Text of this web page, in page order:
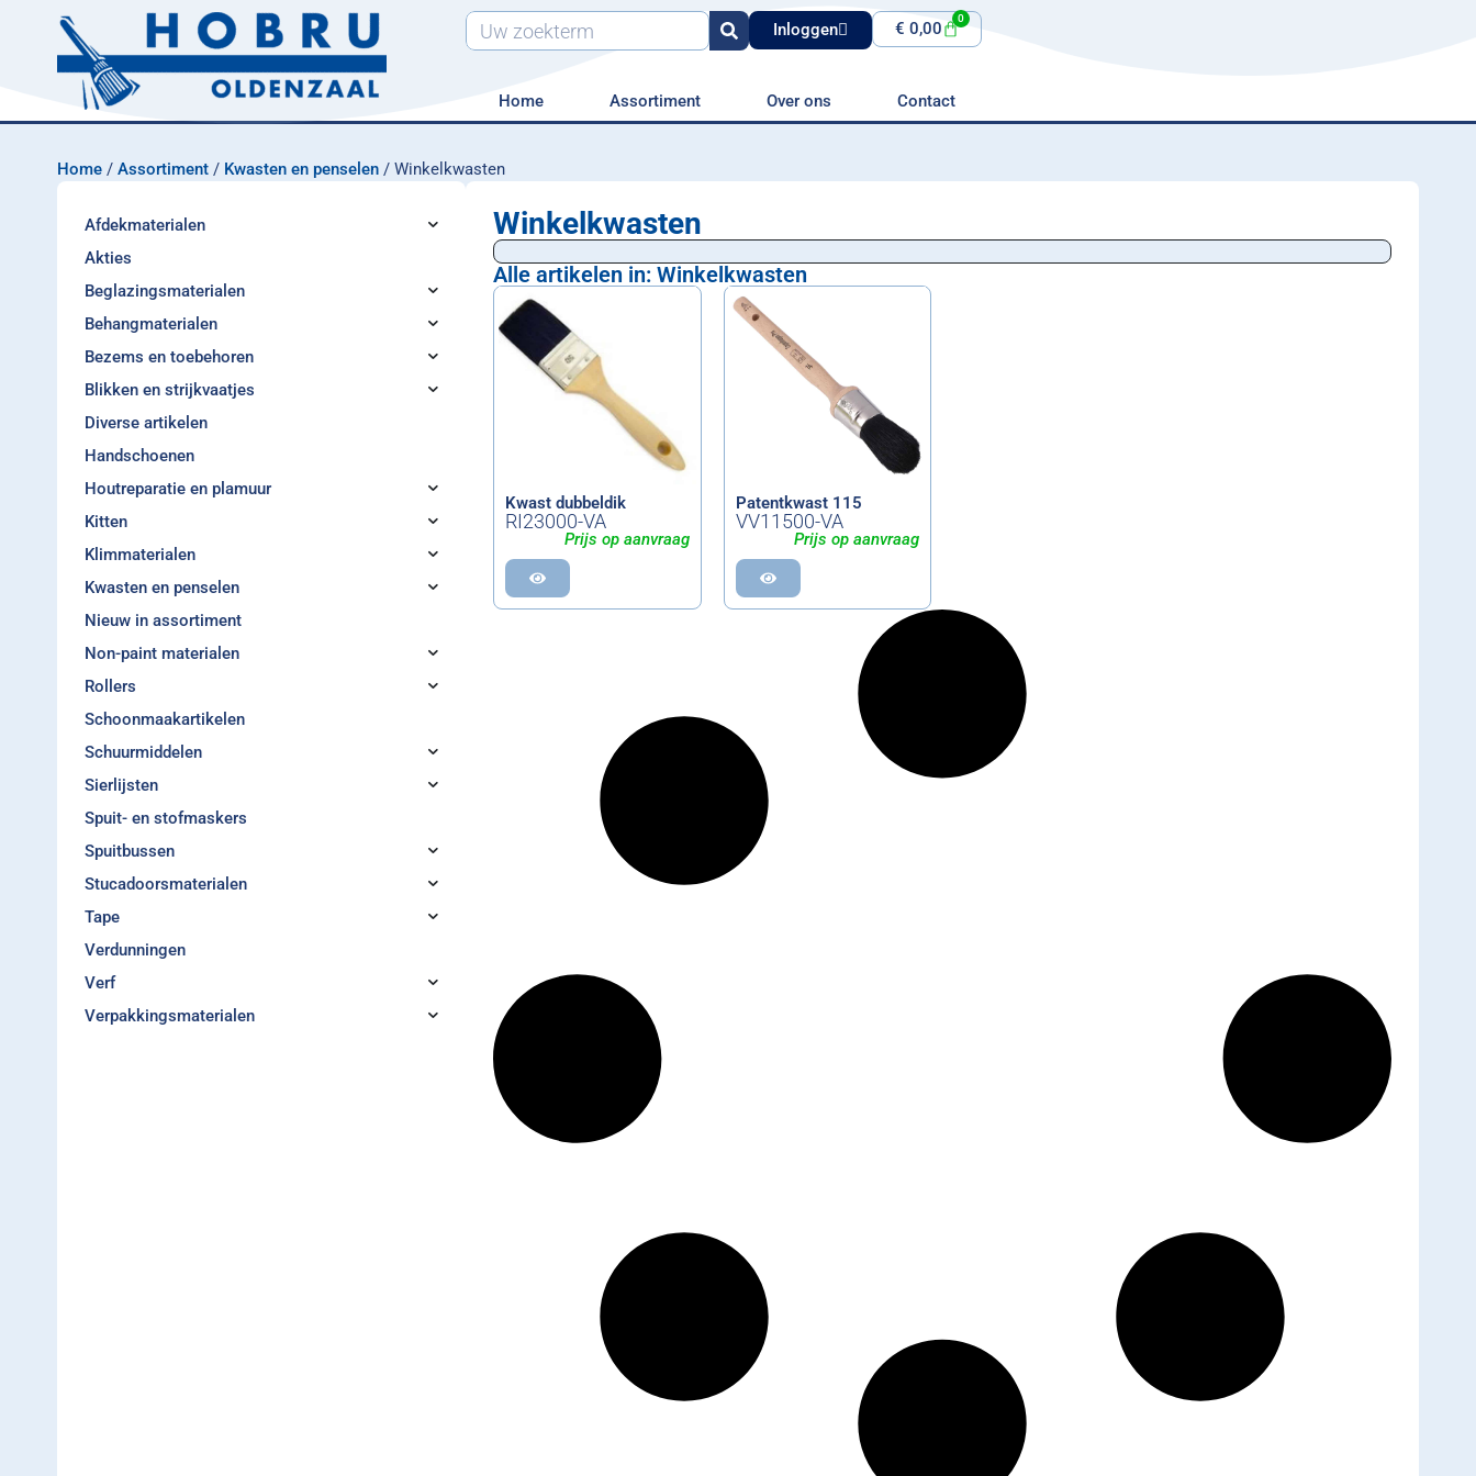
Inloggen € 0,00
0
Home Assortiment Over ons Contact
Home / Assortiment / Kwasten en penselen / Winkelkwasten
Afdekmaterialen
Akties
Beglazingsmaterialen
Behangmaterialen
Bezems en toebehoren
Blikken en strijkvaatjes
Diverse artikelen
Handschoenen
Houtreparatie en plamuur
Kitten
Klimmaterialen
Kwasten en penselen
Nieuw in assortiment
Non-paint materialen
Rollers
Schoonmaakartikelen
Schuurmiddelen
Sierlijsten
Spuit- en stofmaskers
Spuitbussen
Stucadoorsmaterialen
Tape
Verdunningen
Verf
Verpakkingsmaterialen
Winkelkwasten
Alle artikelen in: Winkelkwasten
Kwast dubbeldik
RI23000-VA
Prijs op aanvraag
Patentkwast 115
VV11500-VA
Prijs op aanvraag